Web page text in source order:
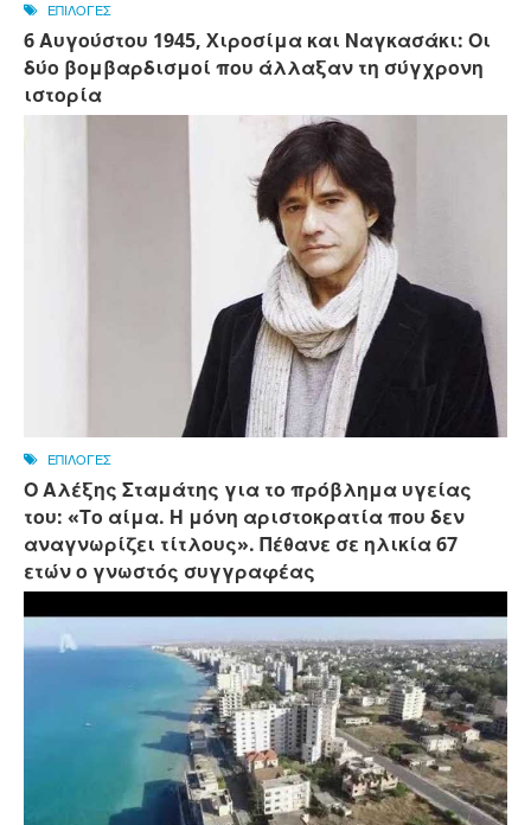
ΕΠΙΛΟΓΕΣ
6 Αυγούστου 1945, Xιροσίμα και Ναγκασάκι: Οι
δύο βομβαρδισμοί που άλλαξαν τη σύγχρονη
ιστορία
ΕΠΙΛΟΓΕΣ
Ο Αλέξης Σταμάτης για το πρόβλημα υγείας
του: «Το αίμα. Η μόνη αριστοκρατία που δεν
αναγνωρίζει τίτλους». Πέθανε σε ηλικία 67
ετών ο γνωστός συγγραφέας